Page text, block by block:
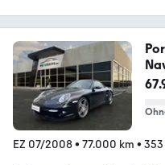
EZ 07/2008• 77.000 km • 353